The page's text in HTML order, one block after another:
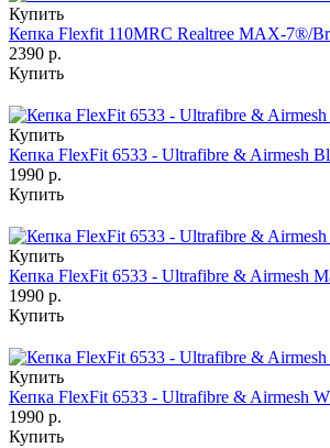
Купить
Кепка Flexfit 110MRC Realtree MAX-7®/
2390 р.
Купить
Купить
Кепка FlexFit 6533 - Ultrafibre & Airmesh
1990 р.
Купить
Купить
Кепка FlexFit 6533 - Ultrafibre & Airmesh
1990 р.
Купить
Купить
Кепка FlexFit 6533 - Ultrafibre & Airmesh
1990 р.
Купить